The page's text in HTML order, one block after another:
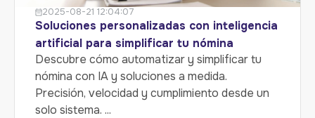
2025-08-21 12:04:07
Soluciones personalizadas con inteligencia
artificial para simplificar tu nómina
Descubre cómo automatizar y simplificar tu
nómina con IA y soluciones a medida.
Precisión, velocidad y cumplimiento desde un
solo sistema. ...